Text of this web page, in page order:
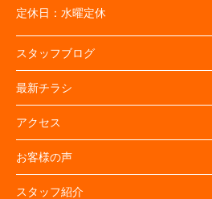
定休日： 水曜定休
スタッフブログ
最新チラシ
アクセス
お客様の声
スタッフ紹介